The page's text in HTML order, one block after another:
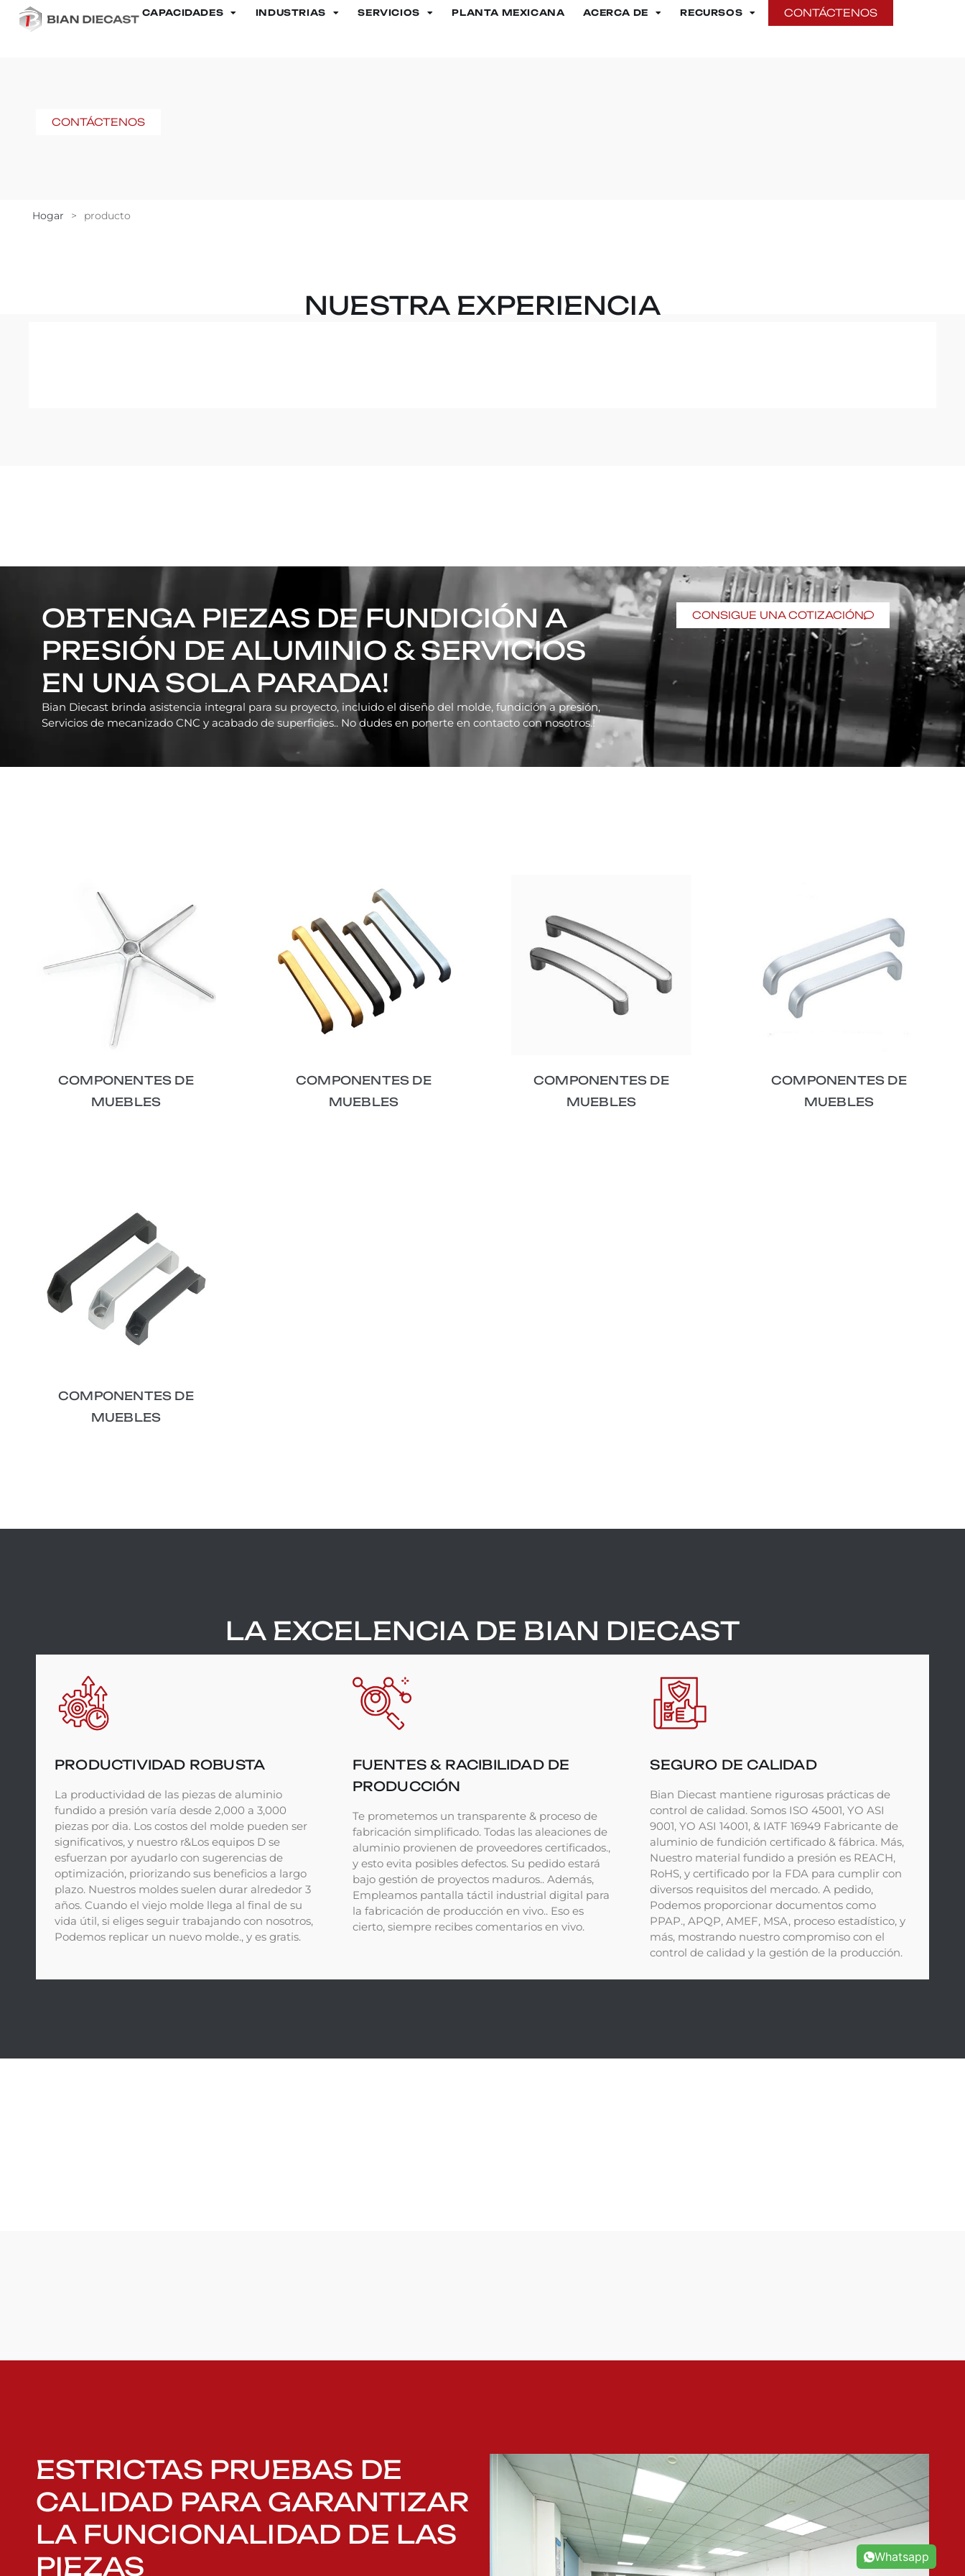
CAPACIDADES INDUSTRIAS SERVICIOS PLANTA MEXICANA ACERCA DE RECURSOS CONTÁCTENOS
CONTÁCTENOS
Hogar > producto
NUESTRA EXPERIENCIA
OBTENGA PIEZAS DE FUNDICIÓN A
PRESIÓN DE ALUMINIO & SERVICIOS
EN UNA SOLA PARADA!
Bian Diecast brinda asistencia integral para su proyecto, incluido el diseño del molde, fundición a presión,
Servicios de mecanizado CNC y acabado de superficies.. No dudes en ponerte en contacto con nosotros.!
CONSIGUE UNA COTIZACIÓN
COMPONENTES DE
MUEBLES
COMPONENTES DE
MUEBLES
COMPONENTES DE
MUEBLES
COMPONENTES DE
MUEBLES
COMPONENTES DE
MUEBLES
LA EXCELENCIA DE BIAN DIECAST
PRODUCTIVIDAD ROBUSTA
La productividad de las piezas de aluminio
fundido a presión varía desde 2,000 a 3,000
piezas por dia. Los costos del molde pueden ser
significativos, y nuestro r&Los equipos D se
esfuerzan por ayudarlo con sugerencias de
optimización, priorizando sus beneficios a largo
plazo. Nuestros moldes suelen durar alrededor 3
años. Cuando el viejo molde llega al final de su
vida útil, si eliges seguir trabajando con nosotros,
Podemos replicar un nuevo molde., y es gratis.
FUENTES & RACIBILIDAD DE
PRODUCCIÓN
Te prometemos un transparente & proceso de
fabricación simplificado. Todas las aleaciones de
aluminio provienen de proveedores certificados.,
y esto evita posibles defectos. Su pedido estará
bajo gestión de proyectos maduros.. Además,
Empleamos pantalla táctil industrial digital para
la fabricación de producción en vivo.. Eso es
cierto, siempre recibes comentarios en vivo.
SEGURO DE CALIDAD
Bian Diecast mantiene rigurosas prácticas de
control de calidad. Somos ISO 45001, YO ASI
9001, YO ASI 14001, & IATF 16949 Fabricante de
aluminio de fundición certificado & fábrica. Más,
Nuestro material fundido a presión es REACH,
RoHS, y certificado por la FDA para cumplir con
diversos requisitos del mercado. A pedido,
Podemos proporcionar documentos como
PPAP., APQP, AMEF, MSA, proceso estadístico, y
más, mostrando nuestro compromiso con el
control de calidad y la gestión de la producción.
ESTRICTAS PRUEBAS DE
CALIDAD PARA GARANTIZAR
LA FUNCIONALIDAD DE LAS
PIEZAS
Whatsapp